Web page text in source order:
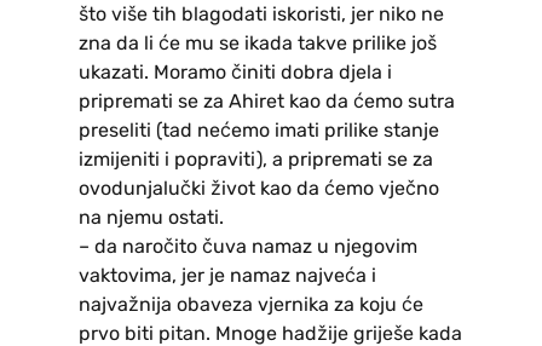
što više tih blagodati iskoristi, jer niko ne
zna da li će mu se ikada takve prilike još
ukazati. Moramo činiti dobra djela i
pripremati se za Ahiret kao da ćemo sutra
preseliti (tad nećemo imati prilike stanje
izmijeniti i popraviti), a pripremati se za
ovodunjalučki život kao da ćemo vječno
na njemu ostati.
– da naročito čuva namaz u njegovim
vaktovima, jer je namaz najveća i
najvažnija obaveza vjernika za koju će
prvo biti pitan. Mnoge hadžije griješe kada